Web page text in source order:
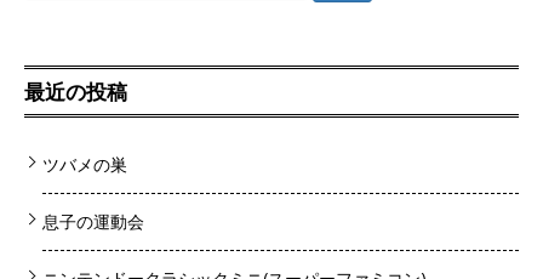
最近の投稿
ツバメの巣
息子の運動会